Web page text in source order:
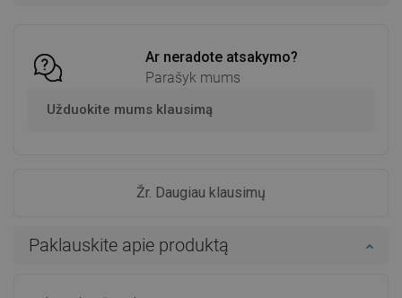
Ar neradote atsakymo?
Parašyk mums
Užduokite mums klausimą
Žr. Daugiau klausimų
Paklauskite apie produktą